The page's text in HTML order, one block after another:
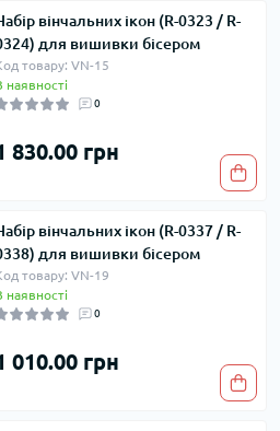
вінчальних ікон (R-0323 / R-
для вишивки бісером
товару: VN-15
наявності
0
830.00 грн
вінчальних ікон (R-0337 / R-
для вишивки бісером
товару: VN-19
наявності
0
010.00 грн